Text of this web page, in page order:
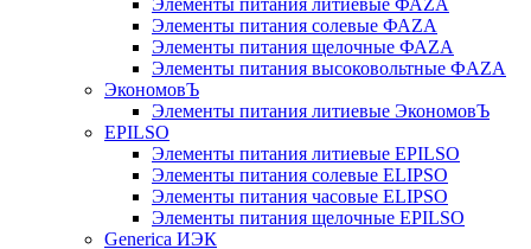
Элементы питания литиевые ФАZА
Элементы питания солевые ФАZА
Элементы питания щелочные ФАZА
Элементы питания высоковольтные ФAZA
ЭкономовЪ
Элементы питания литиевые ЭкономовЪ
EPILSO
Элементы питания литиевые EPILSO
Элементы питания солевые ELIPSO
Элементы питания часовые ELIPSO
Элементы питания щелочные EPILSO
Generica ИЭК